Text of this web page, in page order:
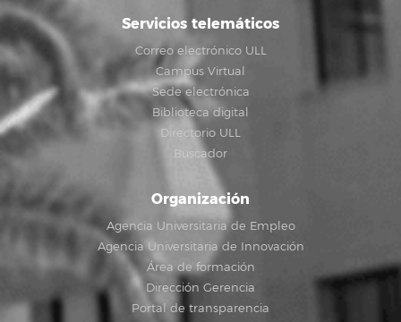
Servicios telemáticos
Correo electrónico ULL
Campus Virtual
Sede electrónica
Biblioteca digital
Directorio ULL
Buscador
Organización
Agencia Universitaria de Empleo
Agencia Universitaria de Innovación
Área de formación
Dirección Gerencia
Portal de transparencia